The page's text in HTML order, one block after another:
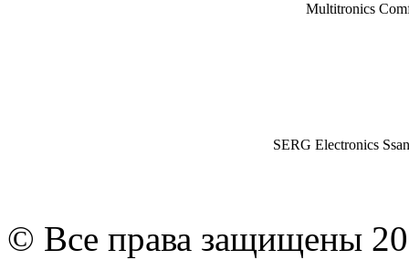
Multitronics
SERG Electronics
© Все права защищены